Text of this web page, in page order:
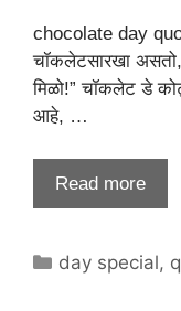
chocolate day
चॉकलेटसारखा
मिळो!” चॉकलेट डे
आहे, …
Read more
Categories
day special,